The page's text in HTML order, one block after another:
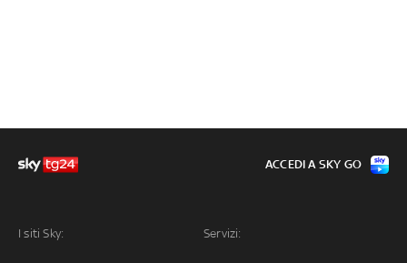
I siti Sky: Servizi:
ACCEDI A SKY GO